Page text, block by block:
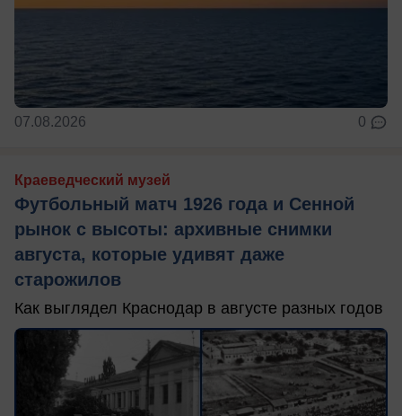
07.08.2026 0
Краеведческий музей
Футбольный матч 1926 года и Сенной
рынок с высоты: архивные снимки
августа, которые удивят даже
старожилов
Как выглядел Краснодар в августе разных годов